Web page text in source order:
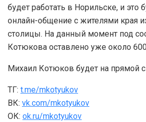
будет работать в Норильске, и это
онлайн-общение с жителями края
столицы. На данный момент под
Котюкова оставлено уже около
Михаил Котюков будет на прямой
ТГ: t.me/mkotyukov
ВК: vk.com/mkotyukov
ОК: ok.ru/mkotyukov